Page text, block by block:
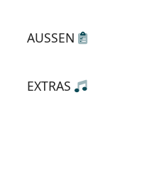
AUSSEN
EXTRAS